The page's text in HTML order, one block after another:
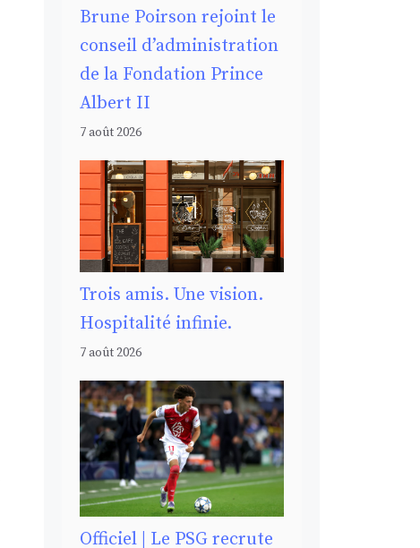
Brune Poirson rejoint le
conseil d’administration
de la Fondation Prince
Albert II
7 août 2026
Trois amis. Une vision.
Hospitalité infinie.
7 août 2026
Officiel | Le PSG recrute